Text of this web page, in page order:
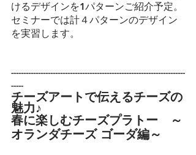
けるデザインを1パターンご紹介予定。
セミナーでは計４パターンのデザイン
を実習します。
-----------------------------------------------------------------------
-----
チーズアートで伝えるチーズの
魅力♪
春に楽しむチーズプラトー　～
オランダチーズ ゴーダ編～